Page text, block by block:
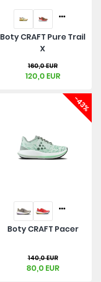
Boty CRAFT Pure Trail
X
160,0 EUR
120,0 EUR
-43%
Boty CRAFT Pacer
140,0 EUR
80,0 EUR